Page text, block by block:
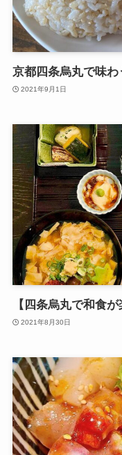
京都四条烏丸で味わ
2021年9月1日
【四条烏丸で和食
2021年8月30日